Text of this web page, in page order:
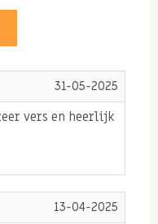
en geven langdurig
van gezonde
en chiazaad
op de darmen
een positief
salade, soep, muesli
31-05-2025
vers en heerlijk
13-04-2025